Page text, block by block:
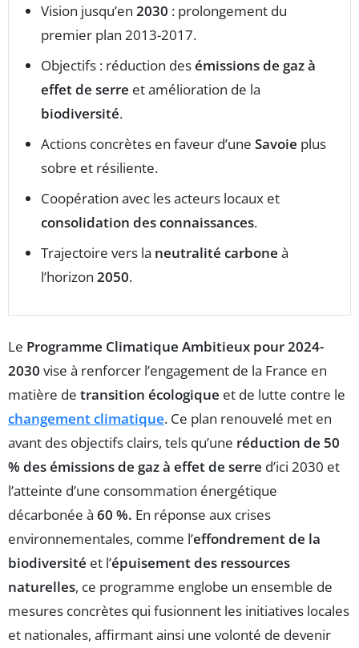
Vision jusqu’en 2030 : prolongement du
premier plan 2013-2017.
Objectifs : réduction desémissions de gaz à
effet de serre et amélioration de la
biodiversité.
Actions concrètes en faveur d’une Savoie plus
sobre et résiliente.
Coopération avec les acteurs locaux et
consolidation des connaissances.
Trajectoire vers la neutralité carbone à
l’horizon 2050.
Le Programme Climatique Ambitieux pour 2024-
2030 vise à renforcer l’engagement de la France en
matière de transition écologique et de lutte contre le
changement climatique. Ce plan renouvelé met en
avant des objectifs clairs, tels qu’une réduction de 50
% des émissions de gaz à effet de serre d’ici 2030 et
l’atteinte d’une consommation énergétique
décarbonée à 60 %. En réponse aux crises
environnementales, comme l’effondrement de la
biodiversité et l’épuisement des ressources
naturelles, ce programme englobe un ensemble de
mesures concrètes qui fusionnent les initiatives locales
et nationales, affirmant ainsi une volonté de devenir